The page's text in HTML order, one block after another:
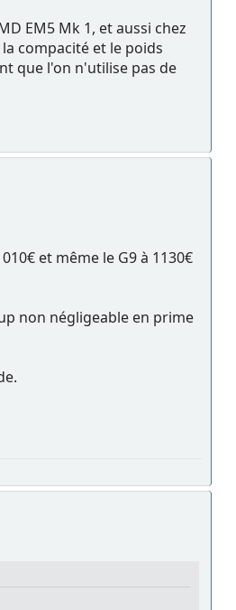
EM5 Mk 1, et aussi chez
compacité et le poids
que l'on n'utilise pas de
et même le G9 à 1130€
non négligeable en prime